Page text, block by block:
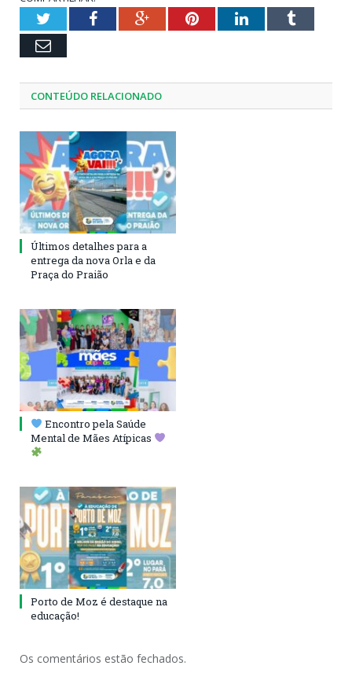
TwitterFacebookGoogle+PinterestLinkedInTumblr
Email
CONTEÚDO RELACIONADO
Últimos detalhes para a
entrega da nova Orla e da
Praça do Praião
Encontro pela Saúde
Mental de Mães Atípicas
Porto de Moz é destaque na
educação!
Os comentários estão fechados.